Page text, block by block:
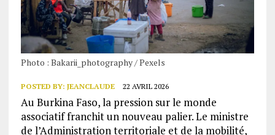
Photo : Bakarii_photography / Pexels
POSTED BY: JEANCLAUDE 22 AVRIL 2026
Au Burkina Faso, la pression sur le monde
associatif franchit un nouveau palier. Le ministre
de l’Administration territoriale et de la mobilité,